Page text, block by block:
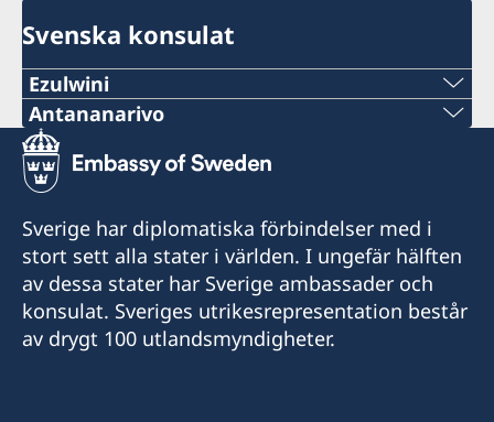
Svenska konsulat
Ezulwini
Tel:
+268 2416-1156
swedishconsulate.eswatini@gmail.com
Nyonyane Street, Corner Plaza, Ezulwini,
Eswatini
Antananarivo
Mobil och Whatsapp:
+261 32 69 449 06
E-post:
sweden.mgaconsulate@gmail.com
Villa Hacienda,
Sverige har diplomatiska förbindelser med i
stort sett alla stater i världen. I ungefär hälften
av dessa stater har Sverige ambassader och
konsulat. Sveriges utrikesrepresentation består
av drygt 100 utlandsmyndigheter.